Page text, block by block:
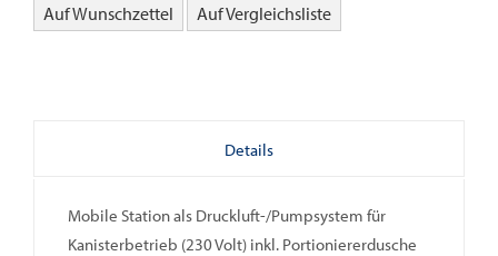
Auf Wunschzettel Auf Vergleichsliste
Details
Mobile Station als Druckluft-/Pumpsystem für
Kanisterbetrieb (230 Volt) inkl. Portioniererdusche